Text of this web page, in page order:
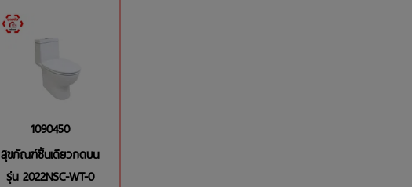
1090450
สุขภัณฑ์ชิ้นเดียวกดบน
รุ่น 2022NSC-WT-0